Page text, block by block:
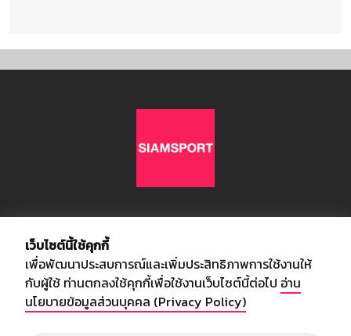
อัพเดทข่าวสารวงการกีฬา ฟุตบอล ผลบอล ผลฟุตบอลทั่วโลก ฟรีเมียร์
ลีก ไทยลีก ฟุตบอลโลก ยูฟ่าแซมเปี้ยนส์ลีก พร้อมทั้งวิเคราะห์บอล จาก
สยามกีฬา สตาร์ชอคเก้อร์ สปอร์ตพูล
เว็บไซต์นี้ใช้คุกกี้
เพื่อพัฒนาประสบการณ์และเพิ่มประสิทธิภาพการใช้งานให้
กับผู้ใช้ ท่านตกลงใช้คุกกี้เพื่อใช้งานเว็บไซต์นี้ต่อไป อ่าน
นโยบายข้อมูลส่วนบุคคล (Privacy Policy)